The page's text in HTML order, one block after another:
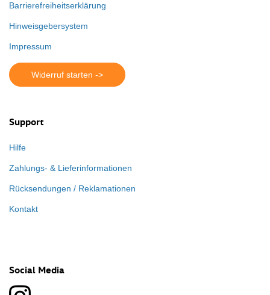
Barrierefreiheitserklärung
Hinweisgebersystem
Impressum
Widerruf starten ->
Support
Hilfe
Zahlungs- & Lieferinformationen
Rücksendungen / Reklamationen
Kontakt
Social Media